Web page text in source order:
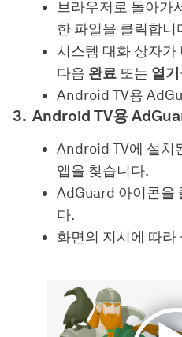
브라우저로 돌아가
한 파일을 클릭합니
시스템 대화 상자가
다음 완료 또는 열기
Android TV용
Android TV용
Android TV에 설치
앱을 찾습니다.
AdGuard 아이콘을
다.
화면의 지시에 따